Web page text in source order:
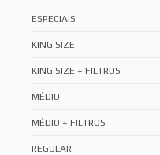
ESPECIAIS
KING SIZE
KING SIZE + FILTROS
MÉDIO
MÉDIO + FILTROS
REGULAR